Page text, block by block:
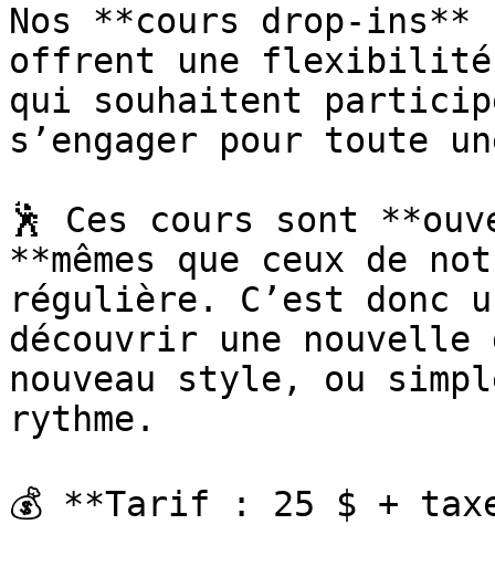
Nos **cours drop-
offrent une flexibilité
qui souhaitent
s’engager pour toute
🕺 Ces cours sont
**mêmes que ceux de
régulière. C’est donc
découvrir une
nouveau style, ou
rythme.
💰 **Tarif : 25 $ +